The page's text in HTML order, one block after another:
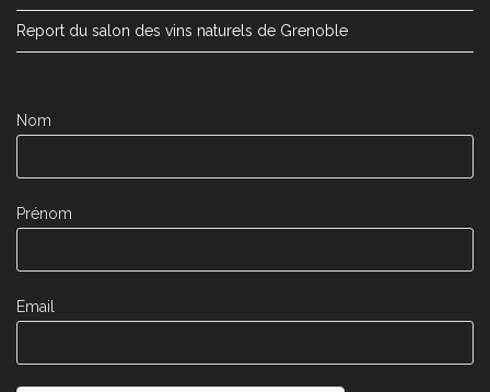
Report du salon des vins naturels de Grenoble
Nom
Prénom
Email